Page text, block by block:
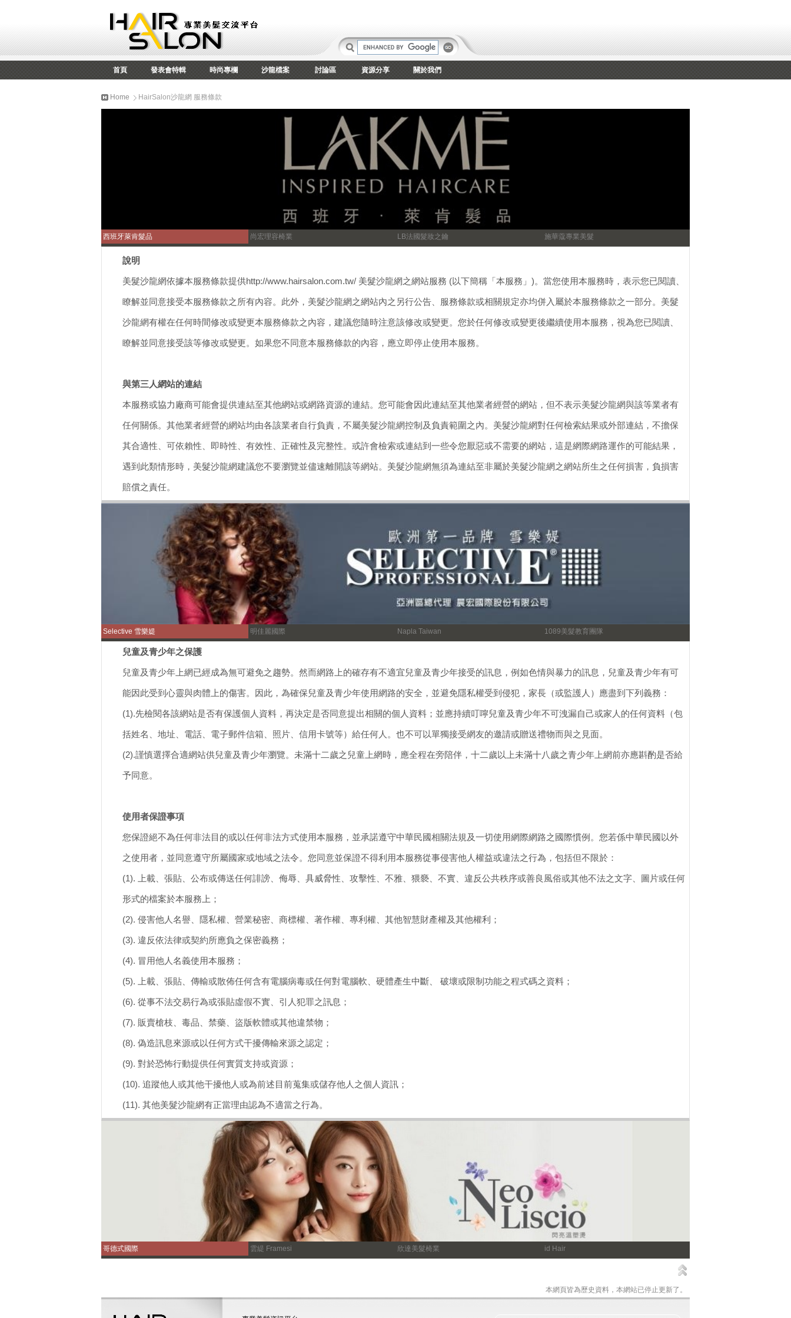
首頁 發表會特輯 時尚專欄 沙龍檔案 討論區 資源分享 關於我們
Home HairSalon沙龍網 服務條款
西班牙萊肯髮品 尚宏理容椅業 LB法國髮妝之鑰 施華蔻專業美髮
說明
美髮沙龍網依據本服務條款提供http://www.hairsalon.com.tw/ 美髮沙龍網之網站服務 (以下簡稱「本服務」)。當您使用本服務時，表示您已閱讀、
瞭解並同意接受本服務條款之所有內容。此外，美髮沙龍網之網站內之另行公告、服務條款或相關規定亦均併入屬於本服務條款之一部分。美髮
沙龍網有權在任何時間修改或變更本服務條款之內容，建議您隨時注意該修改或變更。您於任何修改或變更後繼續使用本服務，視為您已閱讀、
瞭解並同意接受該等修改或變更。如果您不同意本服務條款的內容，應立即停止使用本服務。
與第三人網站的連結
本服務或協力廠商可能會提供連結至其他網站或網路資源的連結。您可能會因此連結至其他業者經營的網站，但不表示美髮沙龍網與該等業者有
任何關係。其他業者經營的網站均由各該業者自行負責，不屬美髮沙龍網控制及負責範圍之內。美髮沙龍網對任何檢索結果或外部連結，不擔保
其合適性、可依賴性、即時性、有效性、正確性及完整性。或許會檢索或連結到一些令您厭惡或不需要的網站，這是網際網路運作的可能結果，
遇到此類情形時，美髮沙龍網建議您不要瀏覽並儘速離開該等網站。美髮沙龍網無須為連結至非屬於美髮沙龍網之網站所生之任何損害，負損害
賠償之責任。
Selective 雪樂媞 明佳麗國際 Napla Taiwan 1089美髮教育團隊
兒童及青少年之保護
兒童及青少年上網已經成為無可避免之趨勢。然而網路上的確存有不適宜兒童及青少年接受的訊息，例如色情與暴力的訊息，兒童及青少年有可
能因此受到心靈與肉體上的傷害。因此，為確保兒童及青少年使用網路的安全，並避免隱私權受到侵犯，家長（或監護人）應盡到下列義務：
(1).先檢閱各該網站是否有保護個人資料，再決定是否同意提出相關的個人資料；並應持續叮嚀兒童及青少年不可洩漏自己或家人的任何資料（包
括姓名、地址、電話、電子郵件信箱、照片、信用卡號等）給任何人。也不可以單獨接受網友的邀請或贈送禮物而與之見面。
(2).謹慎選擇合適網站供兒童及青少年瀏覽。未滿十二歲之兒童上網時，應全程在旁陪伴，十二歲以上未滿十八歲之青少年上網前亦應斟酌是否給
予同意。
使用者保證事項
您保證絕不為任何非法目的或以任何非法方式使用本服務，並承諾遵守中華民國相關法規及一切使用網際網路之國際慣例。您若係中華民國以外
之使用者，並同意遵守所屬國家或地域之法令。您同意並保證不得利用本服務從事侵害他人權益或違法之行為，包括但不限於：
(1). 上載、張貼、公布或傳送任何誹謗、侮辱、具威脅性、攻擊性、不雅、猥褻、不實、違反公共秩序或善良風俗或其他不法之文字、圖片或任何
形式的檔案於本服務上；
(2). 侵害他人名譽、隱私權、營業秘密、商標權、著作權、專利權、其他智慧財產權及其他權利；
(3). 違反依法律或契約所應負之保密義務；
(4). 冒用他人名義使用本服務；
(5). 上載、張貼、傳輸或散佈任何含有電腦病毒或任何對電腦軟、硬體產生中斷、 破壞或限制功能之程式碼之資料；
(6). 從事不法交易行為或張貼虛假不實、引人犯罪之訊息；
(7). 販賣槍枝、毒品、禁藥、盜版軟體或其他違禁物；
(8). 偽造訊息來源或以任何方式干擾傳輸來源之認定；
(9). 對於恐怖行動提供任何實質支持或資源；
(10). 追蹤他人或其他干擾他人或為前述目前蒐集或儲存他人之個人資訊；
(11). 其他美髮沙龍網有正當理由認為不適當之行為。
哥德式國際 雲緹 Framesi 欣達美髮椅業 id Hair
本網頁皆為歷史資料，本網站已停止更新了。